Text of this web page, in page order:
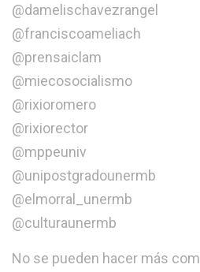
@damelischavezrangel
@franciscoameliach
@prensaiclam
@miecosocialismo
@rixioromero
@rixiorector
@mppeuniv
@unipostgradounermb
@elmorral_unermb
@culturaunermb
No se pueden hacer más